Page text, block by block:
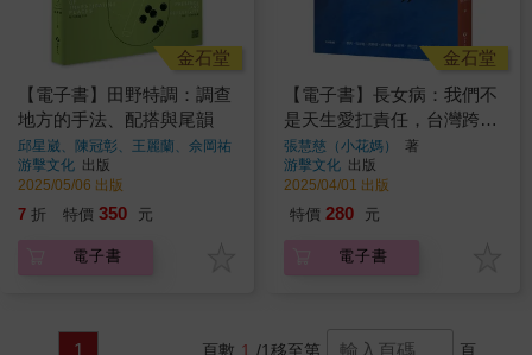
金石堂
【電子書】田野特調：調查
地方的手法、配搭與尾韻
邱星崴、陳冠彰、王麗蘭、佘岡祐
著
游擊文化 出版
2025/05/06 出版
7 折 特價 350 元
電子書
金石堂
【電子書】長女病：我們不
是天生愛扛責任，台灣跨世
代女兒的故事
張慧慈（小花媽）
著
游擊文化 出版
2025/04/01 出版
特價 280 元
電子書
1 頁數 1 /1移至第 頁